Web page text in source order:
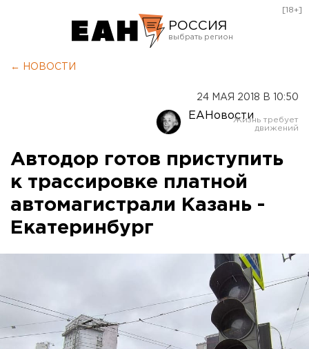
РОССИЯ
Оренбург
[18+]
← НОВОСТИ
24 МАЯ 2018 В 10:50
ЕАНовости
Автодор готов приступить
к трассировке платной
автомагистрали Казань -
Екатеринбург